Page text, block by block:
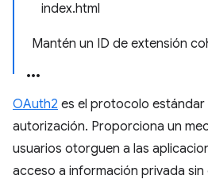
index.html
Mantén un ID de extensión
OAuth2 es el protocolo estándar
autorización. Proporciona un
usuarios otorguen a las
acceso a información privada